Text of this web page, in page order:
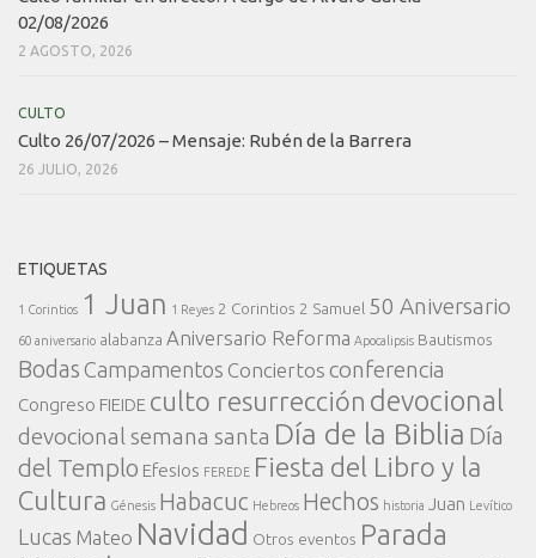
02/08/2026
2 AGOSTO, 2026
CULTO
Culto 26/07/2026 – Mensaje: Rubén de la Barrera
26 JULIO, 2026
ETIQUETAS
1 Corintios 1 Juan 1 Reyes 2 Corintios 2 Samuel 50 Aniversario
60 aniversario alabanza Aniversario Reforma Apocalipsis Bautismos
Bodas Campamentos Conciertos conferencia
Congreso FIEIDE culto resurrección devocional
devocional semana santa Día de la Biblia Día
del Templo Efesios FEREDE Fiesta del Libro y la
Cultura Génesis Habacuc Hebreos Hechos historia Juan Levítico
Lucas Mateo Navidad Otros eventos Parada